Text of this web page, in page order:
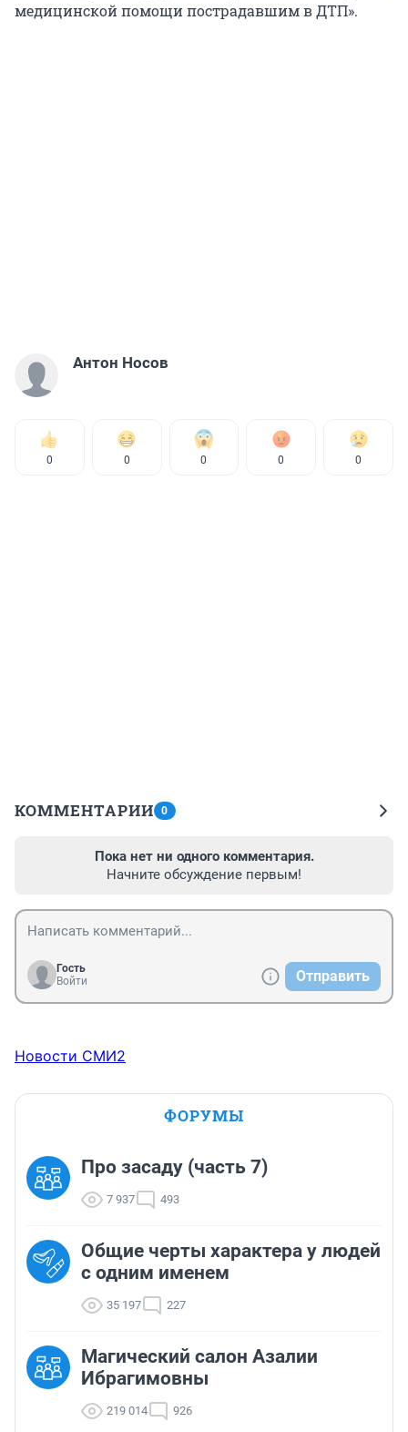
медицинской помощи пострадавшим в ДТП».
Антон Носов
0 0 0 0 0
КОММЕНТАРИИ 0
Пока нет ни одного комментария.
Начните обсуждение первым!
Гость
Войти
Отправить
Новости СМИ2
ФОРУМЫ
Про засаду (часть 7)
7 937 493
Общие черты характера у людей
с одним именем
35 197 227
Магический салон Азалии
Ибрагимовны
219 014 926